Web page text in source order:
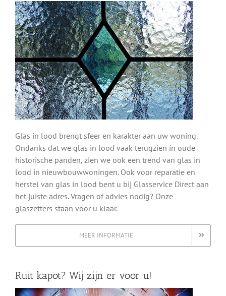
Glas in lood brengt sfeer en karakter aan uw woning.
Ondanks dat we glas in lood vaak terugzien in oude
historische panden, zien we ook een trend van glas in
lood in nieuwbouwwoningen. Ook voor reparatie en
herstel van glas in lood bent u bij Glasservice Direct aan
het juiste adres. Vragen of advies nodig? Onze
glaszetters staan voor u klaar.
MEER INFORMATIE
Ruit kapot? Wij zijn er voor u!